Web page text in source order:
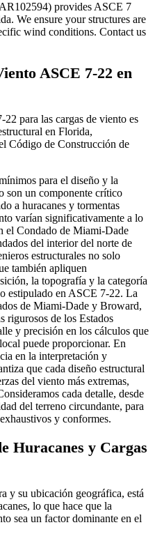
provides ASCE 7
We ensure your structures are
wind conditions. Contact us
ASCE 7-22 en
para las cargas de viento es
en Florida,
Código de Construcción de
para el diseño y la
son un componente crítico
a huracanes y tormentas
varían significativamente a lo
el Condado de Miami-Dade
del interior del norte de
estructurales no solo
también apliquen
la topografía y la categoría
estipulado en ASCE 7-22. La
de Miami-Dade y Broward,
rigurosos de los Estados
y precisión en los cálculos que
puede proporcionar. En
en la interpretación y
que cada diseño estructural
del viento más extremas,
cada detalle, desde
del terreno circundante, para
y conformes.
Huracanes y Cargas
y su ubicación geográfica, está
lo que hace que la
sea un factor dominante en el